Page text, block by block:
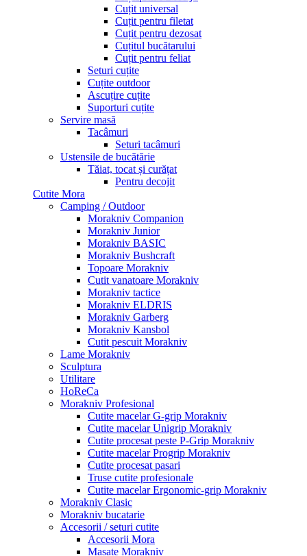
Cuțit universal
Cuțit pentru filetat
Cuțit pentru dezosat
Cuțitul bucătarului
Cuțit pentru feliat
Seturi cuțite
Cuțite outdoor
Ascuțire cuțite
Suporturi cuțite
Servire masă
Tacâmuri
Seturi tacâmuri
Ustensile de bucătărie
Tăiat, tocat și curățat
Pentru decojit
Cutite Mora
Camping / Outdoor
Morakniv Companion
Morakniv Junior
Morakniv BASIC
Morakniv Bushcraft
Topoare Morakniv
Cutit vanatoare Morakniv
Morakniv tactice
Morakniv ELDRIS
Morakniv Garberg
Morakniv Kansbol
Cutit pescuit Morakniv
Lame Morakniv
Sculptura
Utilitare
HoReCa
Morakniv Profesional
Cutite macelar G-grip Morakniv
Cutite macelar Unigrip Morakniv
Cutite procesat peste P-Grip Morakniv
Cutite macelar Progrip Morakniv
Cutite procesat pasari
Truse cutite profesionale
Cutite macelar Ergonomic-grip Morakniv
Morakniv Clasic
Morakniv bucatarie
Accesorii / seturi cutite
Accesorii Mora
Masate Morakniv